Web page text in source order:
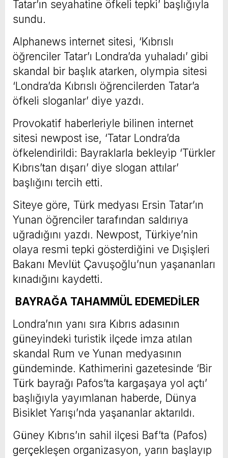
Tatar’ın seyahatine öfkeli tepki’ başlığıyla
sundu.
Alphanews internet sitesi, ‘Kıbrıslı
öğrenciler Tatar’ı Londra’da yuhaladı’ gibi
skandal bir başlık atarken, olympia sitesi
‘Londra’da Kıbrıslı öğrencilerden Tatar’a
öfkeli sloganlar’ diye yazdı.
Provokatif haberleriyle bilinen internet
sitesi newpost ise, ‘Tatar Londra’da
öfkelendirildi: Bayraklarla bekleyip ‘Türkler
Kıbrıs’tan dışarı’ diye slogan attılar’
başlığını tercih etti.
Siteye göre, Türk medyası Ersin Tatar’ın
Yunan öğrenciler tarafından saldırıya
uğradığını yazdı. Newpost, Türkiye’nin
olaya resmi tepki gösterdiğini ve Dışişleri
Bakanı Mevlüt Çavuşoğlu’nun yaşananları
kınadığını kaydetti.
BAYRAĞA TAHAMMÜL EDEMEDİLER
Londra’nın yanı sıra Kıbrıs adasının
güneyindeki turistik ilçede imza atılan
skandal Rum ve Yunan medyasının
gündeminde. Kathimerini gazetesinde ‘Bir
Türk bayrağı Pafos’ta kargaşaya yol açtı’
başlığıyla yayımlanan haberde, Dünya
Bisiklet Yarışı’nda yaşananlar aktarıldı.
Güney Kıbrıs’ın sahil ilçesi Baf’ta (Pafos)
gerçekleşen organizasyon, yarın başlayıp